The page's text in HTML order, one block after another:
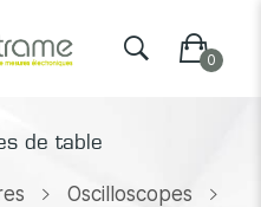
de table
Oscilloscopes